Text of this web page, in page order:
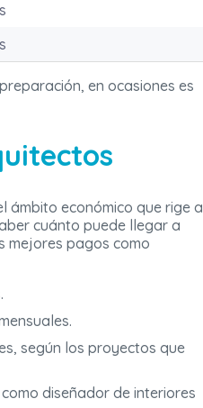
en ocasiones es
ámbito económico que rige a
cuánto puede llegar a
mejores pagos como
según los proyectos que
diseñador de interiores